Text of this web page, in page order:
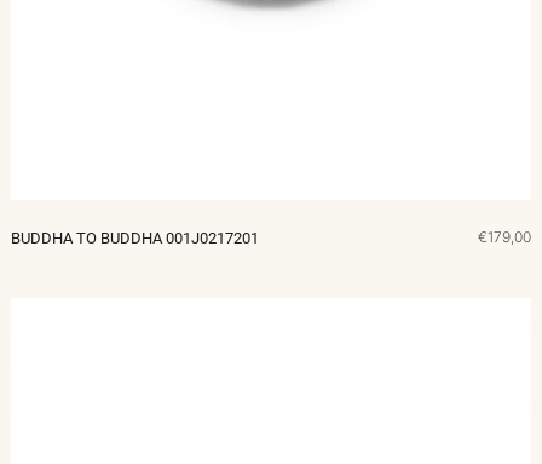
BUDDHA TO BUDDHA 001J0217201 €179,00